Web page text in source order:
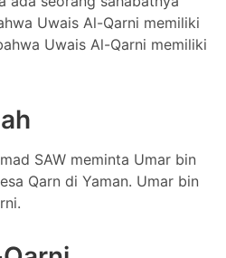
Uwais Al-Qarni memiliki
Uwais Al-Qarni memiliki
SAW meminta Umar bin
Qarn di Yaman. Umar bin